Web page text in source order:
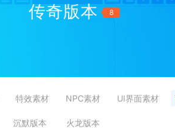
传奇版本 8
特效素材 NPC素材 UI界面素材
沉默版本 火龙版本